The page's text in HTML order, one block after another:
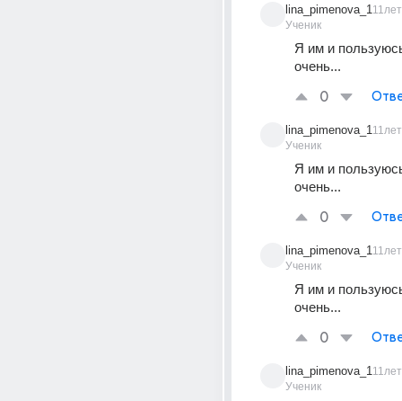
lina_pimenova_1
Ученик
11лет
Я им и
очень...
0
lina_pimenova_1
Ученик
11лет
Я им и
очень...
0
lina_pimenova_1
Ученик
11лет
Я им и
очень...
0
lina_pimenova_1
Ученик
11лет